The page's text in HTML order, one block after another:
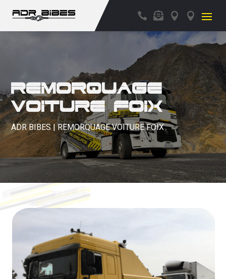
   
Remorquage
voiture Foix
ADR BIBES | REMORQUAGE VOITURE FOIX